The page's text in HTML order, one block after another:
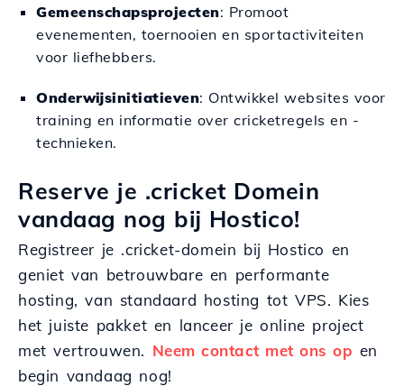
Gemeenschapsprojecten: Promoot
evenementen, toernooien en sportactiviteiten
voor liefhebbers.
Onderwijsinitiatieven: Ontwikkel websites voor
training en informatie over cricketregels en -
technieken.
Reserve je .cricket Domein
vandaag nog bij Hostico!
Registreer je .cricket-domein bij Hostico en
geniet van betrouwbare en performante
hosting, van standaard hosting tot VPS. Kies
het juiste pakket en lanceer je online project
met vertrouwen. Neem contact met ons op en
begin vandaag nog!